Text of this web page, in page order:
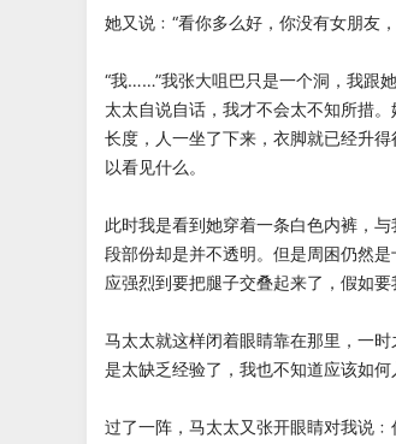
她又说﹕“看你多么好，你没有女朋
“我……”我张大咀巴只是一个洞，我跟
太太自说自话，我才不会太不知所措
长度，人一坐了下来，衣脚就已经升
以看见什么。
此时我是看到她穿着一条白色内裤，
段部份却是并不透明。但是周困仍然
应强烈到要把腿子交叠起来了，假如
马太太就这样闭着眼睛靠在那里，一
是太缺乏经验了，我也不知道应该如
过了一阵，马太太又张开眼睛对我说